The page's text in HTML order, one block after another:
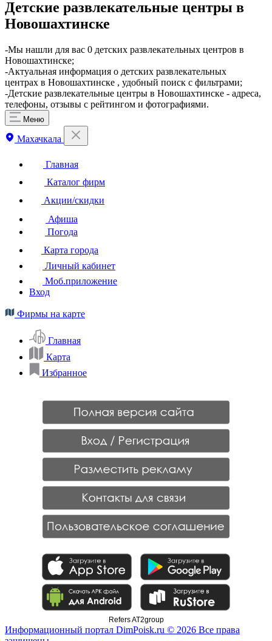
Детские развлекательные центры в
Новошахтинске
-Мы нашли для вас 0 детских развлекательных центров в
Новошахтинске;
-Актуальная информация о детских развлекательных
центрах в Новошахтинске , удобный поиск с фильтрами;
-Детские развлекательные центры в Новошахтинске - адреса,
телефоны, отзывы с рейтингом и фотографиями.
Меню
Махачкала
Главная
Каталог фирм
Акции/скидки
Афиша
Погода
Карта города
Личный кабинет
Моб.приложение
Вход
Фирмы на карте
Главная
Карта
Избранное
Refers AT2group
Информационный портал DimPoisk.ru © 2026 Все права